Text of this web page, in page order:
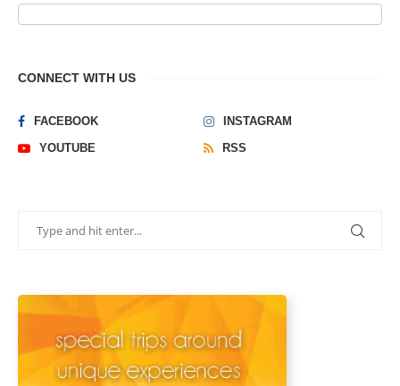
CONNECT WITH US
FACEBOOK
INSTAGRAM
YOUTUBE
RSS